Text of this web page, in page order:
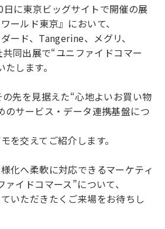
に東京ビッグサイトで開催の展
ールド東京』において、
ード、Tangerine、メグリ、
同出展で“ユニファイドコマー
します。
先を見据えた“心地よいお買い物
のサービス・データ連携基盤につ
を交えてご紹介します。
化へ柔軟に対応できるマーケティ
イドコマース”について、
いただきたくご来場をお待ちし